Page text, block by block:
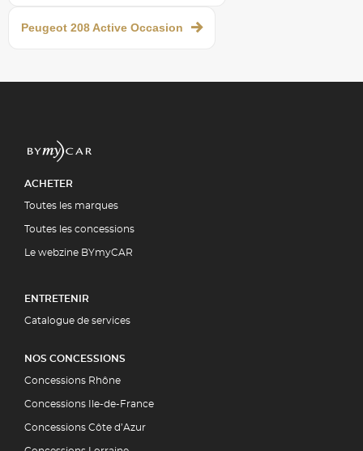
Peugeot 208 Active Occasion
ACHETER
Toutes les marques
Toutes les concessions
Le webzine BYmyCAR
ENTRETENIR
Catalogue de services
NOS CONCESSIONS
Concessions Rhône
Concessions Ile-de-France
Concessions Côte d’Azur